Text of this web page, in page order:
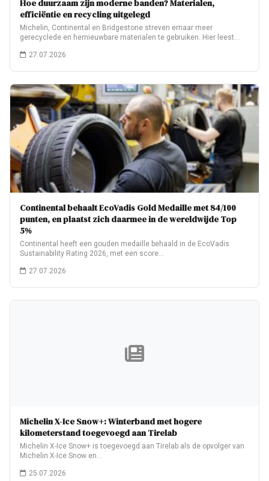
Hoe duurzaam zijn moderne banden? Materialen,
efficiëntie en recycling uitgelegd
Michelin, Continental en Bridgestone streven ernaar meer
gerecyclede en hernieuwbare materialen te gebruiken. Hier leest…
27.07.2026
Continental behaalt EcoVadis Gold Medaille met 84/100
punten, en plaatst zich daarmee in de wereldwijde Top
5%
Continental heeft een gouden medaille behaald in de EcoVadis
Sustainability Rating 2026, met een score…
27.07.2026
Michelin X-Ice Snow+: Winterband met hogere
kilometerstand toegevoegd aan Tirelab
Michelin X-Ice Snow+ is toegevoegd aan Tirelab als de opvolger van
Michelin X-Ice Snow en…
25.07.2026